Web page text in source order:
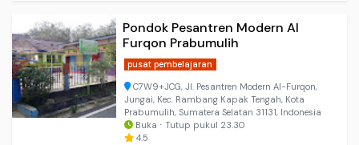
Pondok Pesantren Modern Al
Furqon Prabumulih
pusat pembelajaran
C7W9+JCG, Jl. Pesantren Modern Al-Furqon,
Jungai, Kec. Rambang Kapak Tengah, Kota
Prabumulih, Sumatera Selatan 31131, Indonesia
Buka ⋅ Tutup pukul 23.30
4.5